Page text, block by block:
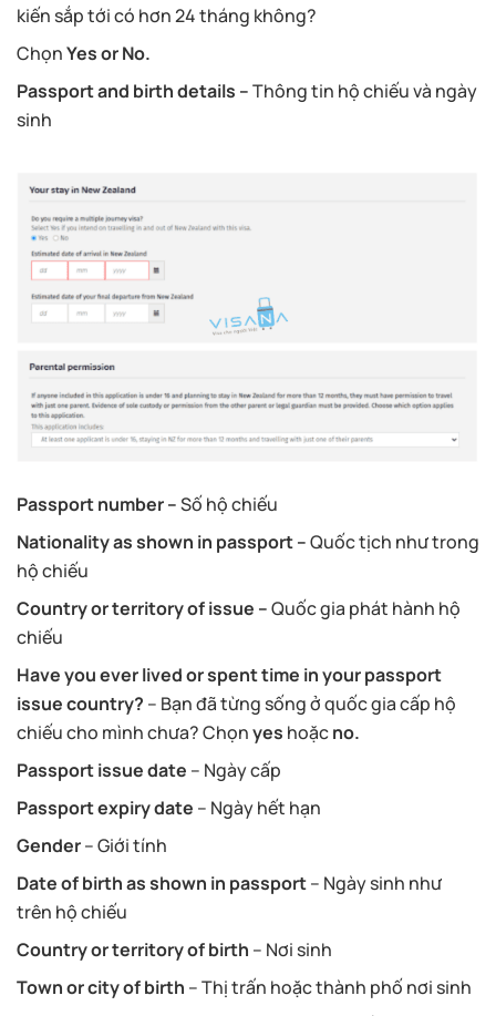
kiến sắp tới có hơn 24 tháng không?
ChọnYes or No.
Passport and birth details –Thông tin hộ chiếu và ngày
sinh
Passport number –Số hộ chiếu
Nationality as shown in passport –Quốc tịch như trong
hộ chiếu
Country or territory of issue –Quốc gia phát hành hộ
chiếu
Have you ever lived or spent time in your passport
issue country? – Bạn đã từng sống ở quốc gia cấp hộ
chiếu cho mình chưa? Chọnyes hoặcno.
Passport issue date – Ngày cấp
Passport expiry date – Ngày hết hạn
Gender– Giới tính
Date of birth as shown in passport– Ngày sinh như
trên hộ chiếu
Country or territory of birth – Nơi sinh
Town or city of birth – Thị trấn hoặc thành phố nơi sinh